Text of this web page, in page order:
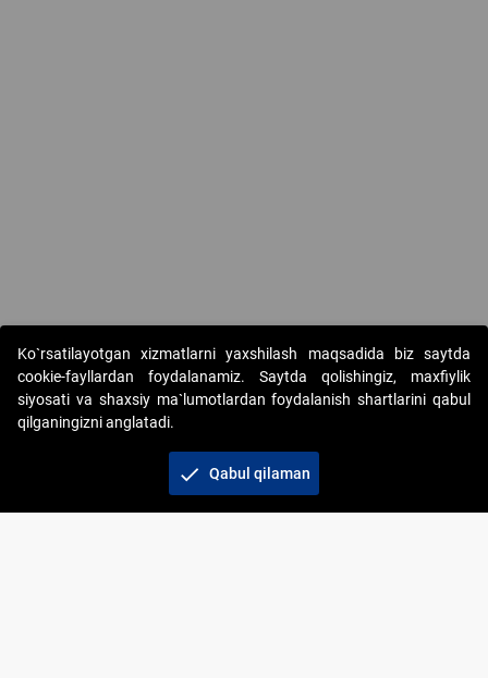
Copyright © 2017-2026. "Elektron onlayn-auksionlarni
tashkil etish" AJ. Barcha huquqlar himoyalangan
Ko`rsatilayotgan xizmatlarni yaxshilash maqsadida biz saytda
cookie-fayllardan foydalanamiz. Saytda qolishingiz, maxfiylik
siyosati va shaxsiy ma`lumotlardan foydalanish shartlarini qabul
qilganingizni anglatadi.
check Qabul qilaman